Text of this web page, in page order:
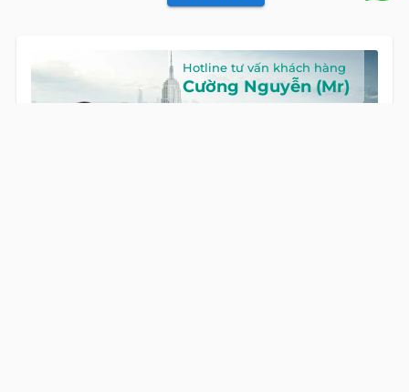
Hotline tư vấn khách hàng
Cường Nguyễn (Mr)